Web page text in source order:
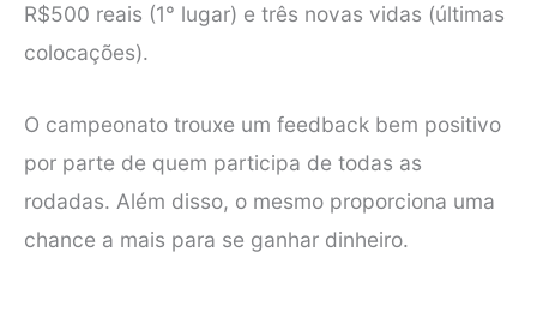
R$500 reais (1° lugar) e três novas vidas (últimas
colocações).
O campeonato trouxe um feedback bem positivo
por parte de quem participa de todas as
rodadas. Além disso, o mesmo proporciona uma
chance a mais para se ganhar dinheiro.